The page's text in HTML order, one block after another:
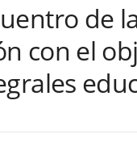
de
con el